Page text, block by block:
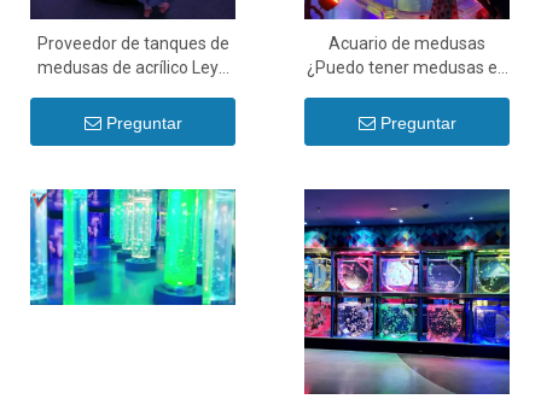
Proveedor de tanques de
medusas de acrílico Leyu
profesional - Leyu
Preguntar
Acuario de medusas
¿Puedo tener medusas en
Preguntar